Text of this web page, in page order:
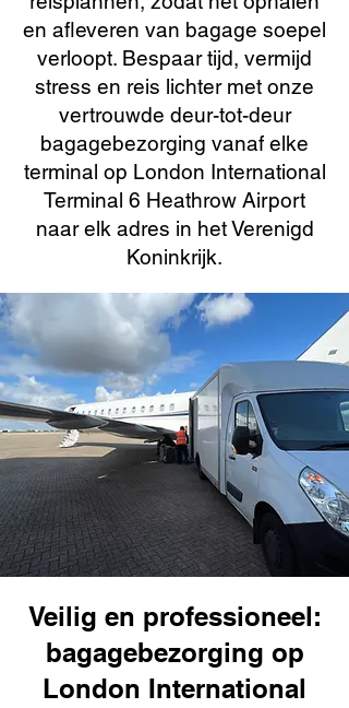
en afleveren van bagage soepel
verloopt. Bespaar tijd, vermijd
stress en reis lichter met onze
vertrouwde deur-tot-deur
bagagebezorging vanaf elke
terminal op London International
Terminal 6 Heathrow Airport
naar elk adres in het Verenigd
Koninkrijk.
Veilig en professioneel:
bagagebezorging op
London International